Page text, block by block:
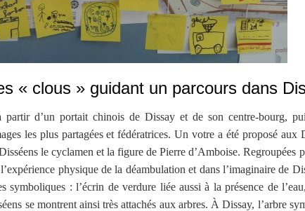
« clous » guidant un parcours dans
partir d’un portait chinois de Dissay et de son centre-bourg,
les plus partagées et fédératrices. Un votre a été proposé
le cyclamen et la figure de Pierre d’Amboise.
physique de la déambulation et dans l’imaginaire de
symboliques : l’écrin de verdure liée aussi à la présence de
se montrent ainsi très attachés aux arbres. À Dissay, l’arbre